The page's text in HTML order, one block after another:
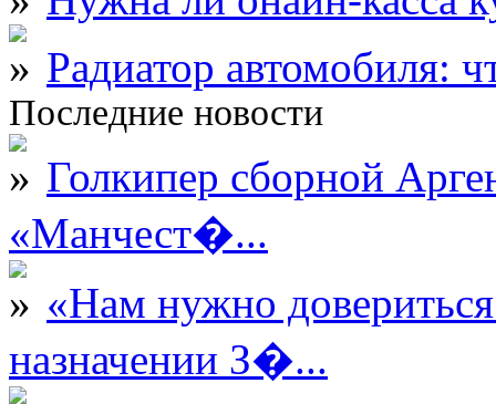
Радиатор автомобиля:
Последние новости
Голкипер сборной
«Манчест�...
«Нам нужно
назначении З�...